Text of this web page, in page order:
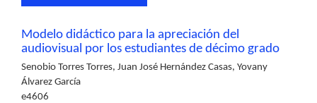
Modelo didáctico para la apreciación del
audiovisual por los estudiantes de décimo grado
Senobio Torres Torres, Juan José Hernández Casas, Yovany
Álvarez García
e4606